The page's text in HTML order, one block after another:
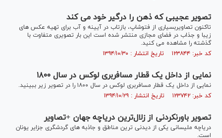
تصویر عجیبی که ذهن را درگیر خود می کند
تاکنون تصاویربسیاری از فتوشاپ، بازتاب در آیینه و آب برای تهیه عکس های
زیبا و جذاب در فضای مجازی منتشر شده است این بار تصویری متفاوت با
گذشته را مشاهده می کنید.
کد خبر: ۱۲۳۸۴۴ تاریخ انتشار : ۱۳۹۴/۱۰/۳۰
نمایی از داخل یک قطار مسافربری لوکس در سال ۱۸۰۰
نمایی از داخل یک قطار مسافربری لوکس در سال ۱۸۰۰ را در تصویر زیر ببینید.
کد خبر: ۱۲۳۷۴۲ تاریخ انتشار : ۱۳۹۴/۱۰/۲۹
تصویر باورنکردنی از زلال‌ترین دریاچه جهان +تصاویر
دریاچه ملیسانی یکی از دیدنی ترین مناطق و جاذبه های گردشگری جزایر یونان
است.